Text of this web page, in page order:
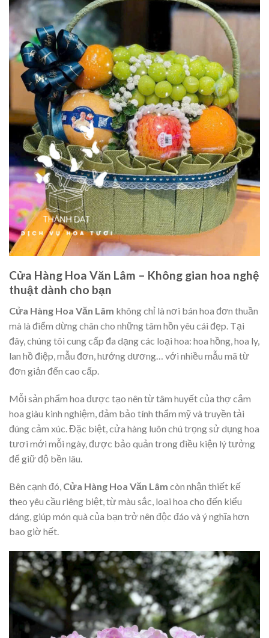
Cửa Hàng Hoa Văn Lâm – Không gian hoa nghệ
thuật dành cho bạn
Cửa Hàng Hoa Văn Lâm không chỉ là nơi bán hoa đơn thuần
mà là điểm dừng chân cho những tâm hồn yêu cái đẹp. Tại
đây, chúng tôi cung cấp đa dạng các loại hoa: hoa hồng, hoa ly,
lan hồ điệp, mẫu đơn, hướng dương… với nhiều mẫu mã từ
đơn giản đến cao cấp.
Mỗi sản phẩm hoa được tạo nên từ tâm huyết của thợ cắm
hoa giàu kinh nghiệm, đảm bảo tính thẩm mỹ và truyền tải
đúng cảm xúc. Đặc biệt, cửa hàng luôn chú trọng sử dụng hoa
tươi mới mỗi ngày, được bảo quản trong điều kiện lý tưởng
để giữ độ bền lâu.
Bên cạnh đó, Cửa Hàng Hoa Văn Lâm còn nhận thiết kế
theo yêu cầu riêng biệt, từ màu sắc, loại hoa cho đến kiểu
dáng, giúp món quà của bạn trở nên độc đáo và ý nghĩa hơn
bao giờ hết.